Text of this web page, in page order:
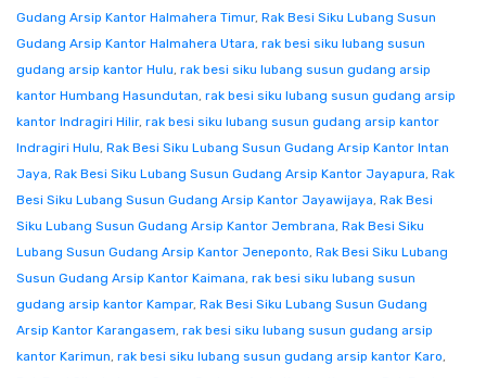
Gudang Arsip Kantor Halmahera Timur, Rak Besi Siku Lubang Susun
Gudang Arsip Kantor Halmahera Utara, rak besi siku lubang susun
gudang arsip kantor Hulu, rak besi siku lubang susun gudang arsip
kantor Humbang Hasundutan, rak besi siku lubang susun gudang arsip
kantor Indragiri Hilir, rak besi siku lubang susun gudang arsip kantor
Indragiri Hulu, Rak Besi Siku Lubang Susun Gudang Arsip Kantor Intan
Jaya, Rak Besi Siku Lubang Susun Gudang Arsip Kantor Jayapura, Rak
Besi Siku Lubang Susun Gudang Arsip Kantor Jayawijaya, Rak Besi
Siku Lubang Susun Gudang Arsip Kantor Jembrana, Rak Besi Siku
Lubang Susun Gudang Arsip Kantor Jeneponto, Rak Besi Siku Lubang
Susun Gudang Arsip Kantor Kaimana, rak besi siku lubang susun
gudang arsip kantor Kampar, Rak Besi Siku Lubang Susun Gudang
Arsip Kantor Karangasem, rak besi siku lubang susun gudang arsip
kantor Karimun, rak besi siku lubang susun gudang arsip kantor Karo,